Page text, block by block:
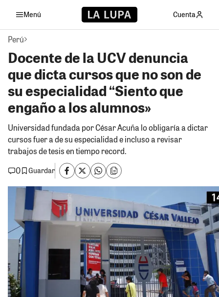
Menú Cuenta
Perú
Docente de la UCV denuncia
que dicta cursos que no son de
su especialidad “Siento que
engaño a los alumnos»
Universidad fundada por César Acuña lo obligaría a dictar
cursos fuer a de su especialidad e incluso a revisar
trabajos de tesis en tiempo record.
0
Guardar